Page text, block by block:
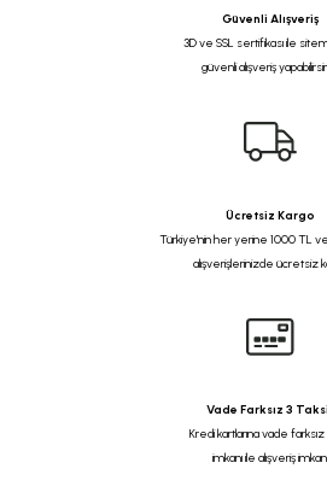
Güvenli Alışveriş
3D ve SSL sertifikası ile
güvenli alışveriş
Ücretsiz Kargo
Türkiye'nin her yerine 1000 TL
alışverişlerinizde ücretsiz
Vade Farksız 3
Kredi kartlarına vade
imkanı ile alışveriş imkanı